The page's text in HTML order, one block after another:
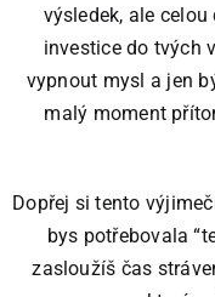
výsledek, ale
investice do tvých
vypnout mysl a jen
malý moment
Dopřej si tento
bys potřebovala
zasloužíš čas